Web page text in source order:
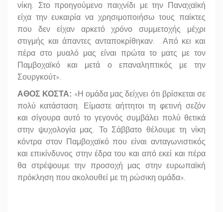
νίκη. Στο προηγούμενο παιχνίδι με την Παναχαϊκή
είχα την ευκαιρία να χρησιμοποιήσω τους παίκτες
που δεν είχαν αρκετό χρόνο συμμετοχής μέχρι
στιγμής και άπαντες ανταποκρίθηκαν. Από κει και
πέρα στο μυαλό μας είναι πρώτα το ματς με τον
Παμβοχαϊκό και μετά ο επαναληπτικός με την
Σουργκούτ».
ΑΘΟΣ ΚΟΣΤΑ: «Η ομάδα μας δείχνει ότι βρίσκεται σε
πολύ κατάσταση. Είμαστε αήττητοι τη φετινή σεζόν
και σίγουρα αυτό το γεγονός συμβάλει πολύ θετικά
στην ψυχολογία μας. Το Σάββατο θέλουμε τη νίκη
κόντρα στον Παμβοχαϊκό που είναι ανταγωνιστικός
και επικίνδυνος στην έδρα του και από εκεί και πέρα
θα στρέψουμε την προσοχή μας στην ευρωπαϊκή
πρόκληση που ακολουθεί με τη ρώσικη ομάδα».